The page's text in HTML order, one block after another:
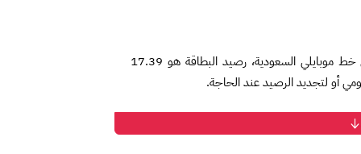
بطاقة موبايلي 20 ريال سعودي مخصصة لإضافة رصيد إلى خط موبايلي السعودية، رصيد البطاقة هو 17.39
أو لتجديد الرصيد عند الحاجة.